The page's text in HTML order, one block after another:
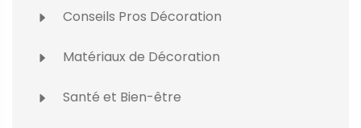
Conseils Pros Décoration
Matériaux de Décoration
Santé et Bien-être